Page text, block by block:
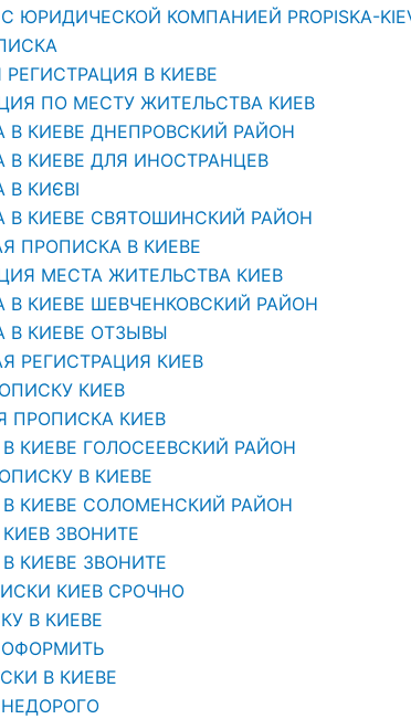
ЮРИДИЧЕСКОЙ КОМПАНИЕЙ PROPISKA-
В КИЕВЕ
ПО МЕСТУ ЖИТЕЛЬСТВА КИЕВ
В КИЕВЕ ДНЕПРОВСКИЙ РАЙОН
В КИЕВЕ ДЛЯ ИНОСТРАНЦЕВ
КИЄВІ
В КИЕВЕ СВЯТОШИНСКИЙ РАЙОН
ПРОПИСКА В КИЕВЕ
МЕСТА ЖИТЕЛЬСТВА КИЕВ
В КИЕВЕ ШЕВЧЕНКОВСКИЙ РАЙОН
В КИЕВЕ ОТЗЫВЫ
РЕГИСТРАЦИЯ КИЕВ
КИЕВ
ПРОПИСКА КИЕВ
КИЕВЕ ГОЛОСЕЕВСКИЙ РАЙОН
В КИЕВЕ
КИЕВЕ СОЛОМЕНСКИЙ РАЙОН
ЗВОНИТЕ
КИЕВЕ ЗВОНИТЕ
КИЕВ СРОЧНО
В КИЕВЕ
ОФОРМИТЬ
В КИЕВЕ